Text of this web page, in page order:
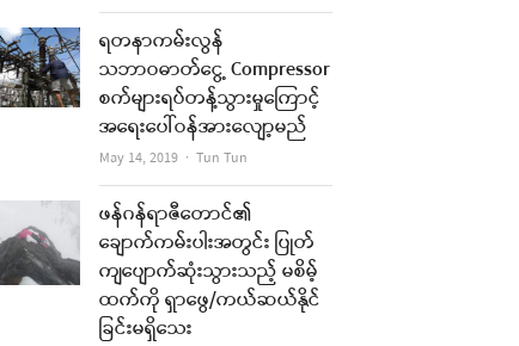
ရတနာကမ်းလွန်
သဘာဝဓာတ်ငွေ့ Compressor
စက်များရပ်တန့်သွားမှုကြောင့်
အရေးပေါ်ဝန်အားလျော့မည်
May 14, 2019 Author
Tun Tun
ဖန်ဂန်ရာဇီတောင်၏
ချောက်ကမ်းပါးအတွင်း ပြုတ်
ကျပျောက်ဆုံးသွားသည့် မစိမ့်
ထက်ကို ရှာဖွေ/ကယ်ဆယ်နိုင်
ခြင်းမရှိသေး